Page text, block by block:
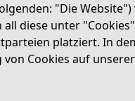
"Die
diese unter
platziert. In
Cookies auf